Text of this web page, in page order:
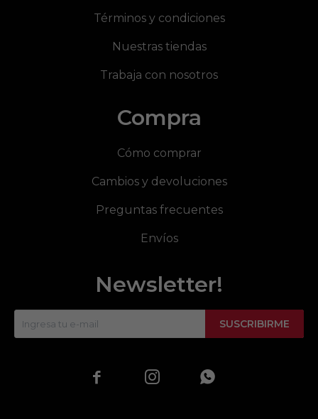
Términos y condiciones
Nuestras tiendas
Trabaja con nosotros
Compra
Cómo comprar
Cambios y devoluciones
Preguntas frecuentes
Envíos
Newsletter!
SUSCRIBIRME
  